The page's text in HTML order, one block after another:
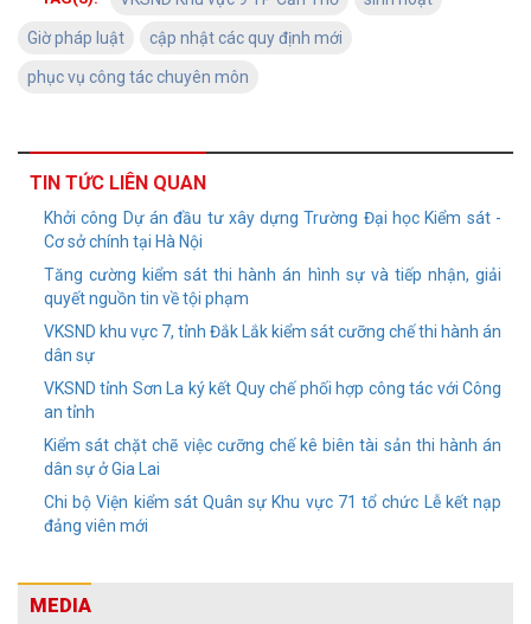
Giờ pháp luật cập nhật các quy định mới
phục vụ công tác chuyên môn
TIN TỨC LIÊN QUAN
Khởi công Dự án đầu tư xây dựng Trường Đại học Kiểm sát -
Cơ sở chính tại Hà Nội
Tăng cường kiểm sát thi hành án hình sự và tiếp nhận, giải
quyết nguồn tin về tội phạm
VKSND khu vực 7, tỉnh Đắk Lắk kiểm sát cưỡng chế thi hành án
dân sự
VKSND tỉnh Sơn La ký kết Quy chế phối hợp công tác với Công
an tỉnh
Kiểm sát chặt chẽ việc cưỡng chế kê biên tài sản thi hành án
dân sự ở Gia Lai
Chi bộ Viện kiểm sát Quân sự Khu vực 71 tổ chức Lễ kết nạp
đảng viên mới
MEDIA